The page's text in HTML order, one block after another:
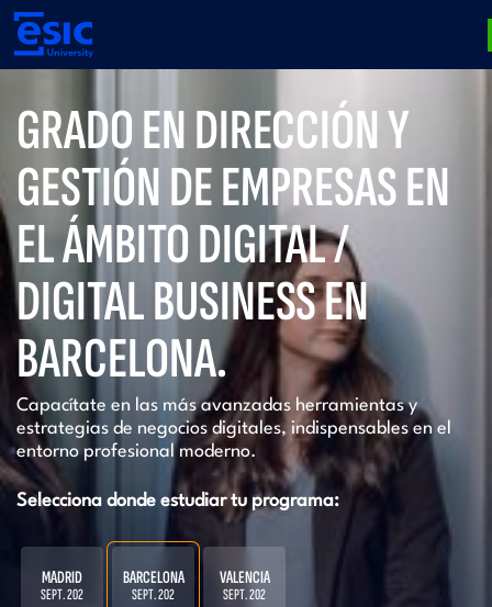
Pasar
contenido
navigation
GRADO EN DIRECCIÓN Y
GESTIÓN DE EMPRESAS EN
EL ÁMBITO DIGITAL /
DIGITAL BUSINESS EN
BARCELONA.
Capacítate en las más avanzadas herramientas y
estrategias de negocios digitales, indispensables en el
entorno profesional moderno.
Selecciona donde estudiar tu programa:
MADRID
SEPT. 202
BARCELONA
SEPT. 202
VALENCIA
SEPT. 202